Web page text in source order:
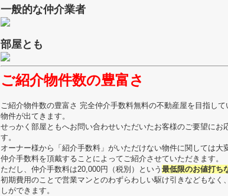
一般的な仲介業者
部屋とも
ご紹介物件数の豊富さ
ご紹介物件数の豊富さ 完全仲介手数料無料の不動産屋を目指し
物件が出てきます。
せっかく部屋ともへお問い合わせいただいたお客様のご要望にお
す。
オーナー様から「紹介手数料」がいただけない物件に関しては大
仲介手数料を頂戴することによってご紹介させていただきます。
ただし、仲介手数料は20,000円（税別）という 最低限のお値打ち
初期費用のことで営業マンとのわずらわしい駆け引きなどもなく
しができます。